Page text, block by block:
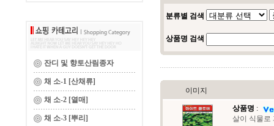
잔디 및 향토산림종자
채 소-1 [산채류]
채 소-2 [열매]
채 소-3 [뿌리]
분류별 검색
상품명 검색
이미지
상품명 :
살이 식물로